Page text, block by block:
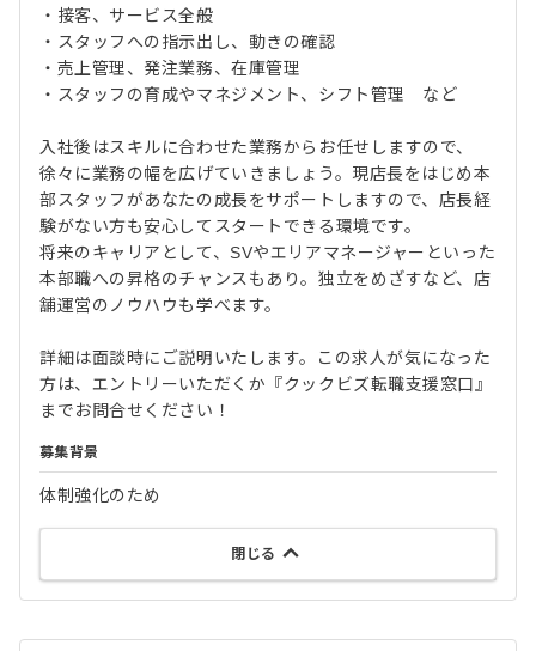
・接客、サービス全般
・スタッフへの指示出し、動きの確認
・売上管理、発注業務、在庫管理
・スタッフの育成やマネジメント、シフト管理 など
入社後はスキルに合わせた業務からお任せしますので、
徐々に業務の幅を広げていきましょう。現店長をはじめ本
部スタッフがあなたの成長をサポートしますので、店長経
験がない方も安心してスタートできる環境です。
将来のキャリアとして、SVやエリアマネージャーといった
本部職への昇格のチャンスもあり。独立をめざすなど、店
舗運営のノウハウも学べます。
詳細は面談時にご説明いたします。この求人が気になった
方は、エントリーいただくか『クックビズ転職支援窓口』
までお問合せください！
募集背景
体制強化のため
閉じる